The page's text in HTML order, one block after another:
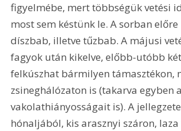
figyelmébe, mert többségük vetési
most sem késtünk le. A sorban
díszbab, illetve tűzbab. A májusi
fagyok után kikelve, előbb-utóbb
felkúszhat bármilyen támasztékon,
zsineghálózaton is (takarva egyben
vakolathiányosságait is). A
hónaljából, kis arasznyi száron,